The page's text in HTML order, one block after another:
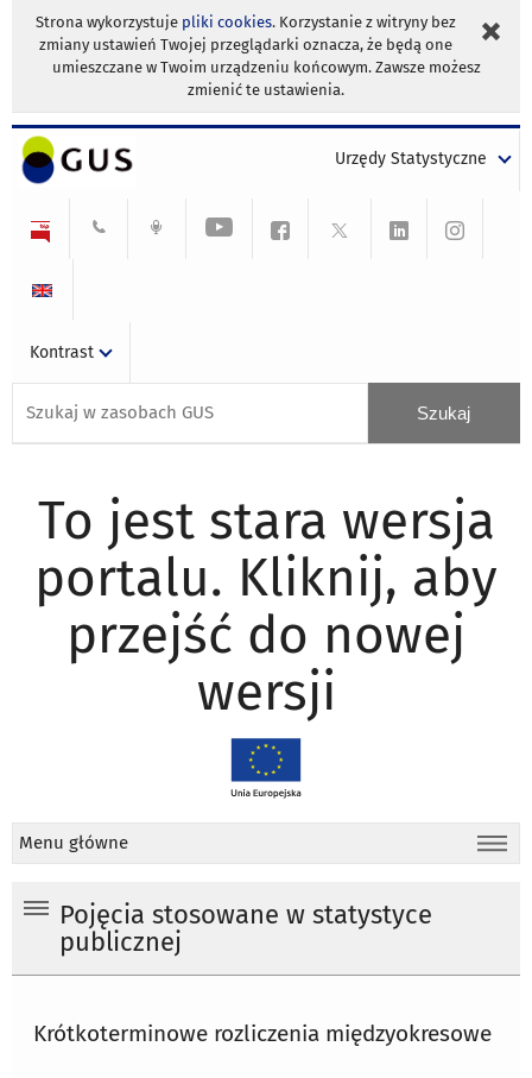
Strona wykorzystuje pliki cookies. Korzystanie z witryny bez
zmiany ustawień Twojej przeglądarki oznacza, że będą one
umieszczane w Twoim urządzeniu końcowym. Zawsze możesz
zmienić te ustawienia.
Urzędy Statystyczne
Kontrast
To jest stara wersja
portalu. Kliknij, aby
przejść do nowej
wersji
Menu główne
Pojęcia stosowane w statystyce
publicznej
Krótkoterminowe rozliczenia międzyokresowe